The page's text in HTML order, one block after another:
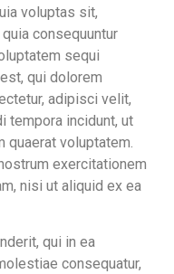
voluptas sit,
consequuntur
sequi
qui dolorem
adipisci velit,
tempora incidunt, ut
quaerat voluptatem.
exercitationem
nisi ut aliquid ex ea
qui in ea
consequatur,